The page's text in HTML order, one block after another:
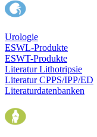
Urologie
ESWL-Produkte
ESWT-Produkte
Literatur Lithotripsie
Literatur CPPS/IPP/ED
Literaturdatenbanken